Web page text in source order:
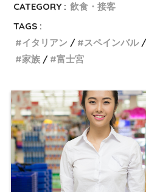
CATEGORY : 飲食・接客
TAGS :
イタリアン
スペインバル
家族
富士宮